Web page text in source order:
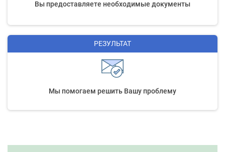
Вы предоставляете необходимые документы
РЕЗУЛЬТАТ
Мы помогаем решить Вашу проблему